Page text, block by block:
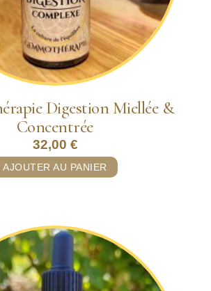
Digestion Miellée &
Concentrée
32,00 €
AJOUTER AU PANIER